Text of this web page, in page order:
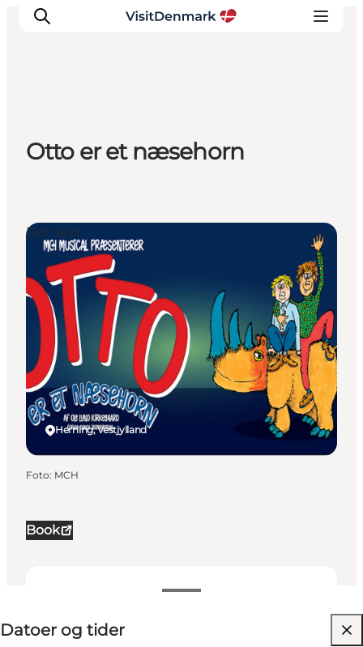
Inspiration
Destinationer
Planlæg ferien
Otto er et næsehorn
Book
Datoer og tider
Besøg hjemmeside
Herning, Vestjylland
Det sker
Foto: MCH